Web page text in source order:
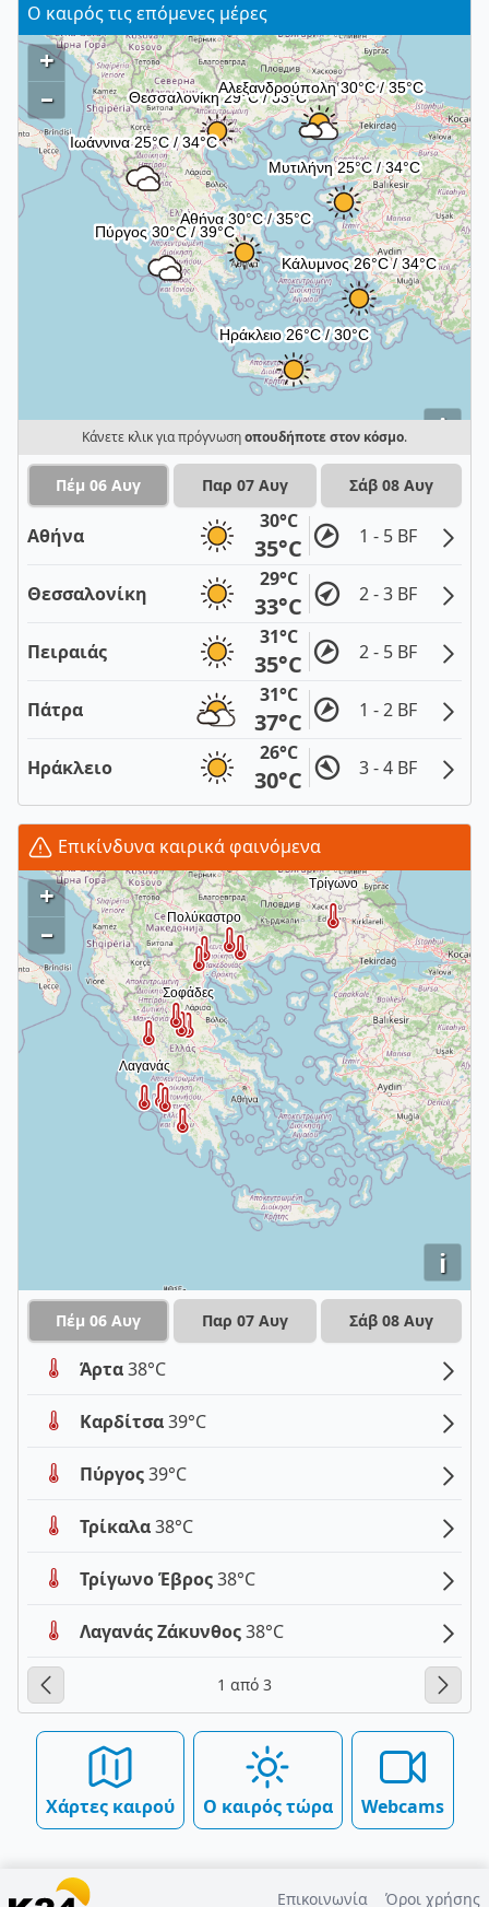
Ο καιρός τις επόμενες μέρες
i
+
–
Κάνετε κλικ για πρόγνωσηοπουδήποτε στον κόσμο.
Πέμ 06 Αυγ Παρ 07 Αυγ Σάβ 08 Αυγ
Αθήνα
30°C
35°C 1 - 5 BF
Θεσσαλονίκη
29°C
33°C 2 - 3 BF
Πειραιάς
31°C
35°C 2 - 5 BF
Πάτρα
31°C
37°C 1 - 2 BF
Ηράκλειο
26°C
30°C 3 - 4 BF
Επικίνδυνα καιρικά φαινόμενα
i
+
–
Πέμ 06 Αυγ Παρ 07 Αυγ Σάβ 08 Αυγ
Άρτα38°C
Καρδίτσα39°C
Πύργος39°C
Τρίκαλα38°C
Τρίγωνο Έβρος38°C
Λαγανάς Ζάκυνθος38°C
1 από 3
Χάρτες καιρού Ο καιρός τώρα Webcams
Επικοινωνία Όροι χρήσης